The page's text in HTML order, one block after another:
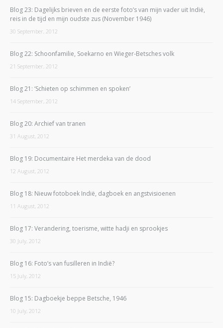
Blog 23: Dagelijks brieven en de eerste foto’s van mijn vader uit Indië,
reis in de tijd en mijn oudste zus (November 1946)
30 September, 2012
Blog 22: Schoonfamilie, Soekarno en Wieger-Betsches volk
21 September, 2012
Blog 21: ‘Schieten op schimmen en spoken’
14 September, 2012
Blog 20: Archief van tranen
31 August, 2012
Blog 19: Documentaire Het merdeka van de dood
12 August, 2012
Blog 18: Nieuw fotoboek Indië, dagboek en angstvisioenen
11 August, 2012
Blog 17: Verandering, toerisme, witte hadji en sprookjes
30 July, 2012
Blog 16: Foto’s van fusilleren in Indië?
15 July, 2012
Blog 15: Dagboekje beppe Betsche, 1946
10 July, 2012